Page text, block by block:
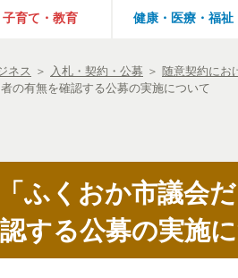
子育て・教育 健康・医療・ 福祉
ネス ＞ 入札・契約・公募 ＞ 随意契約にお
の有無を確認する公募の実施について
「ふくおか市議会
する公募の実施